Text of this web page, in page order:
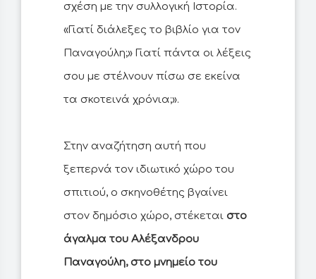
σχέση με την συλλογική Ιστορία.
«Γιατί διάλεξες το βιβλίο για τον
Παναγούλη;» Γιατί πάντα οι λέξεις
σου με στέλνουν πίσω σε εκείνα
τα σκοτεινά χρόνια;».
Στην αναζήτηση αυτή που
ξεπερνά τον ιδιωτικό χώρο του
σπιτιού, ο σκηνοθέτης βγαίνει
στον δημόσιο χώρο, στέκεται στο
άγαλμα του Αλέξανδρου
Παναγούλη, στο μνημείο του